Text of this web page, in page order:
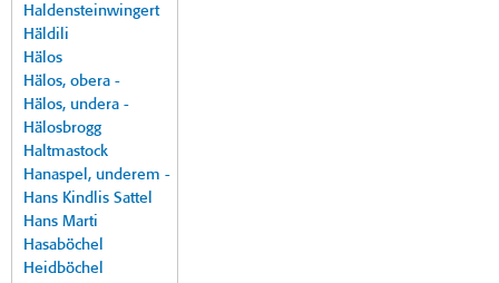
Haldensteinwingert
Häldili
Hälos
Hälos, obera -
Hälos, undera -
Hälosbrogg
Haltmastock
Hanaspel, underem -
Hans Kindlis Sattel
Hans Marti
Hasaböchel
Heidböchel